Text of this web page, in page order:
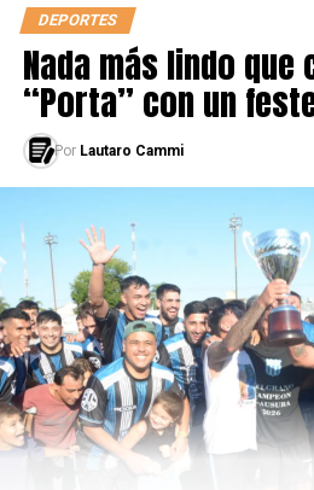
LEÉ TAMBIÉN
EL ANÁLISIS DE GÉNERO EN EL
DEPORTES
Nada más lindo
“Porta” con un
Por Lautaro Cammi